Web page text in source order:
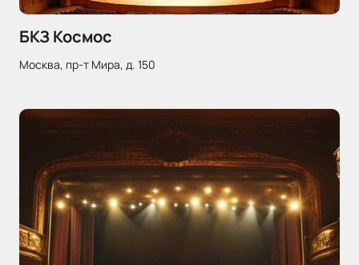
БКЗ Космос
Москва, пр-т Мира, д. 150